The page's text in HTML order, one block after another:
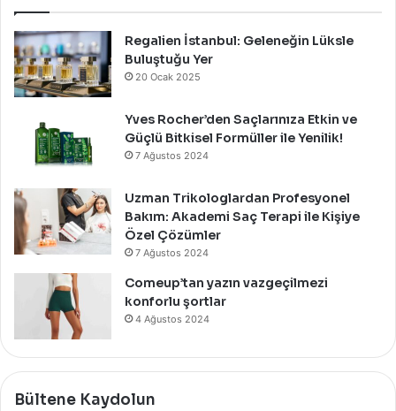
İle
Kutladı!
Regalien İstanbul: Geleneğin Lüksle
Buluştuğu Yer
20 Ocak 2025
Yves Rocher’den Saçlarınıza Etkin ve
Güçlü Bitkisel Formüller ile Yenilik!
7 Ağustos 2024
Uzman Trikologlardan Profesyonel
Bakım: Akademi Saç Terapi ile Kişiye
Özel Çözümler
7 Ağustos 2024
Comeup’tan yazın vazgeçilmezi
konforlu şortlar
4 Ağustos 2024
Bültene Kaydolun